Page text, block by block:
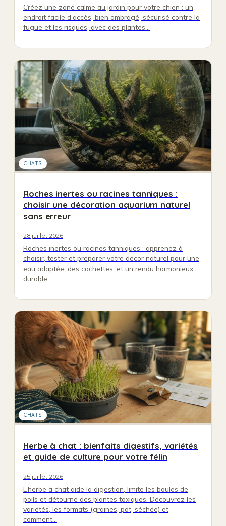
Créez une zone calme au jardin pour votre chien : un
endroit facile d’accès, bien ombragé, sécurisé contre la
fugue et les risques, avec des plantes…
CHATS
Roches inertes ou racines tanniques :
choisir une décoration aquarium naturel
sans erreur
28 juillet 2026
Roches inertes ou racines tanniques : apprenez à
choisir, tester et préparer votre décor naturel pour une
eau adaptée, des cachettes, et un rendu harmonieux
durable.
CHATS
Herbe à chat : bienfaits digestifs, variétés
et guide de culture pour votre félin
25 juillet 2026
L’herbe à chat aide la digestion, limite les boules de
poils et détourne des plantes toxiques. Découvrez les
variétés, les formats (graines, pot, séchée) et
comment…